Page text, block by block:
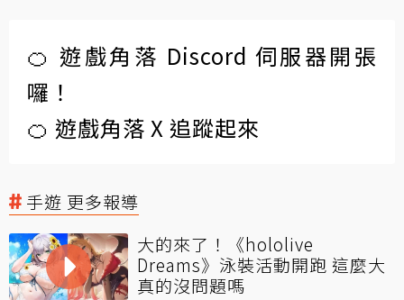
🍊 遊戲角落 Discord 伺服器開張
囉！
🍊 遊戲角落 X 追蹤起來
手遊 更多報導
大的來了！《hololive
Dreams》泳裝活動開跑 這麼大
真的沒問題嗎